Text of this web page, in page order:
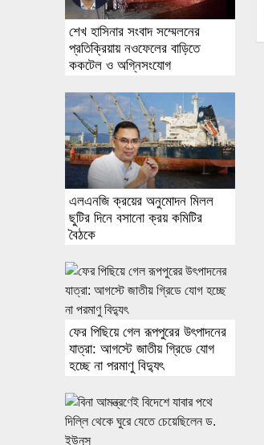
শেখ হাসিনার সংবাদ সম্মেলনের
প্রতিক্রিয়ায় নওফেলের বাড়িতে
ককটেল ও অগ্নিসংযোগ
এলএনজি ক্রয়ের অনুমোদন মিলল
ছুটির দিনে বসানো ক্রয় কমিটির
বৈঠকে
ফের পিছিয়ে গেল রূপপুরের উৎপাদনের
যাত্রা: আগস্টে জাতীয় গ্রিডে যোগ
হচ্ছে না পরমাণু বিদ্যুৎ